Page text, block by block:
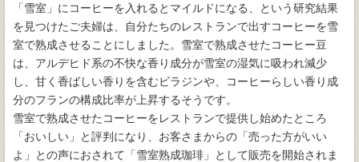
「雪室」にコーヒーを入れるとマイルドになる、という研究結果
を見つけたご夫婦は、自分たちのレストランで出すコーヒーを雪
室で熟成させることにしました。雪室で熟成させたコーヒー豆
は、アルデヒド系の不快な香り成分が雪室の湿気に吸われ減少
し、甘く香ばしい香りを含むビラジンや、コーヒーらしい香り成
分のフランの構成比率が上昇するそうです。
雪室で熟成させたコーヒーをレストランで提供し始めたところ
「おいしい」と評判になり、お客さまからの「売った方がいい
よ」との声におされて「雪室熟成珈琲」として販売を開始されま